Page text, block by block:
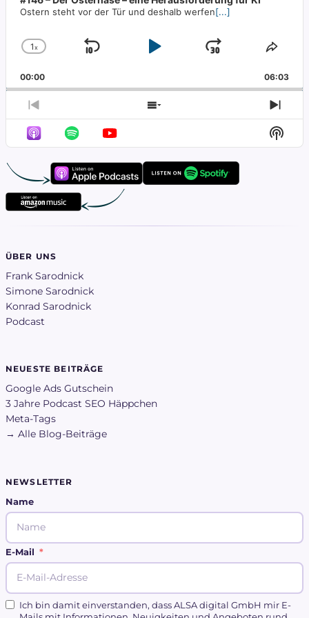
Ostern steht vor der Tür und deshalb werfen[...]
Change
Rate
1x
Skip
Play
Jump
Forward
Share
00:00 06:03
Previous
Episode
Show
Episodes
Next
Show
ÜBER UNS
Frank Sarodnick
Simone Sarodnick
Konrad Sarodnick
Podcast
NEUESTE BEITRÄGE
Google Ads Gutschein
3 Jahre Podcast SEO Häppchen
Meta-Tags
→ Alle Blog-Beiträge
NEWSLETTER
Name
E-Mail
Ich bin damit einverstanden, dass ALSA digital GmbH mir E-